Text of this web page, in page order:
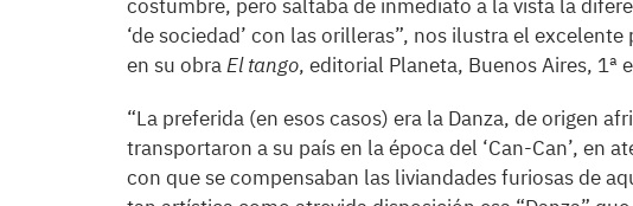
costumbre, pero saltaba de inmediato a la vista la
‘de sociedad’ con las orilleras”, nos ilustra el
en su obraEl tango, editorial Planeta, Buenos Aires, 1ª
“La preferida (en esos casos) era la Danza, de origen
transportaron a su país en la época del ‘Can-Can’, en
con que se compensaban las liviandades furiosas de